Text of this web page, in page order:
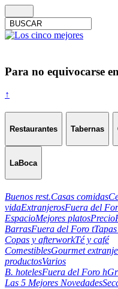
Para no equivocarse
↑
Restaurantes Tabernas
LaBoca
Buenos rest.Casas comidas
vidaExtranjerosFuera del
EspacioMejores platosPrecio
BarrasFuera del Foro t
Copas y afterworkTé y café
ComestiblesGourmet
productosVarios
B. hotelesFuera del Foro h
Las 5 Mejores Novedades